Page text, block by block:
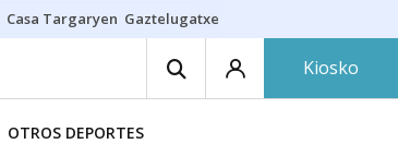
Casa Targaryen Gaztelugatxe
Kiosko
OTROS DEPORTES